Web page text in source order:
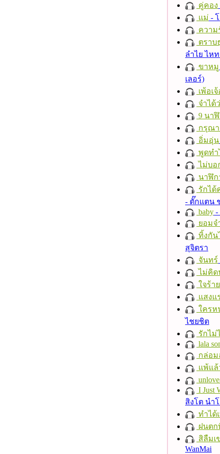
คู่คอง
แม่ -
ความ
ตราบ
ลำไย ไห
ขาหมู
เลอร์)
เพ้อเ
จำได้
9 นา
กรุณา
อิ่มอุ่น
พูดทำ
ไม่บอ
นาฬิก
รักได้
- ตั๊กแตน
baby -
ยอม
ทิ้งกัน
สุจิตรา
จันทร์
ไม่คิด
ใจร้าย
แสงแ
ใครห
ไชยชิต
รักไม่
lala
กล่อม
แพ้แล้
I Just
สิงโต นำ
ทำได้
ฝนตก
สิลืมเ
WanMai